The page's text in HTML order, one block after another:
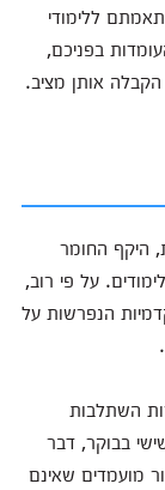
ללימודי
בפניכם,
אותן מציב.
היקף החומר
על פי רוב,
שעות לימוד אקדמיות הנפרשות על
השתלבות
בבוקר, דבר
מועמדים שאינם